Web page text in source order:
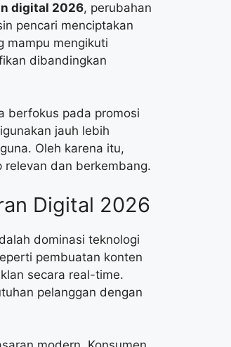
digital 2026, perubahan
pencari menciptakan
mampu mengikuti
dibandingkan
berfokus pada promosi
jauh lebih
Oleh karena itu,
dan berkembang.
Digital 2026
dominasi teknologi
pembuatan konten
secara real-time.
pelanggan dengan